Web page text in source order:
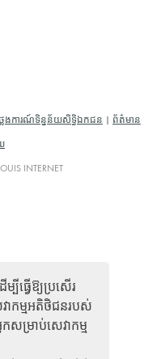
បីធ្វើឱ្យប្រសើរ
កម្មអតិថិជនរបស់
សម្រាប់សេវាកម្ម
លែងការណ៍ទិន្នន័យសិទ្ធិឯកជន ព័ត៌មាន
INTERNET